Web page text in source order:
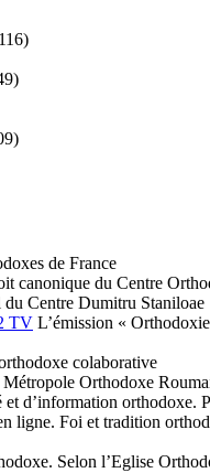
de France
canonique du Centre
Centre Dumitru Staniloae
TV L’émission «
colaborative
Orthodoxe
et d’information orthodoxe.
ligne. Foi et tradition
Selon l’Eglise